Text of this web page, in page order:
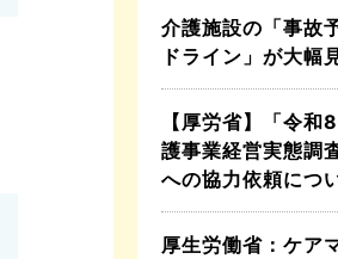
介護施設の「事故
ドライン」が大幅
【厚労省】「令和
護事業経営実態調
への協力依頼につ
厚生労働省：ケア